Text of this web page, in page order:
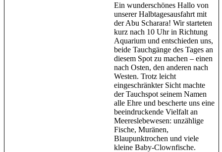
Ein wunderschönes Hallo von
unserer Halbtagesausfahrt mit
der Abu Scharara! Wir starteten
kurz nach 10 Uhr in Richtung
Aquarium und entschieden uns,
beide Tauchgänge des Tages an
diesem Spot zu machen – einen
nach Osten, den anderen nach
Westen. Trotz leicht
eingeschränkter Sicht machte
der Tauchspot seinem Namen
alle Ehre und bescherte uns eine
beeindruckende Vielfalt an
Meereslebewesen: unzählige
Fische, Muränen,
Blaupunktrochen und viele
kleine Baby-Clownfische.